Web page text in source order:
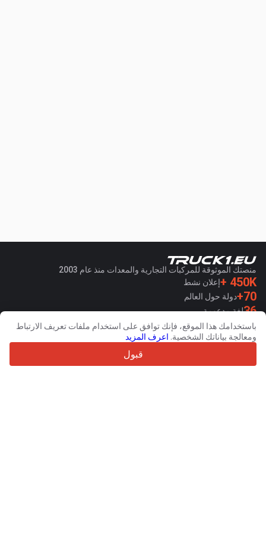
منصتك الموثوقة للمركبات التجارية والمعدات منذ عام 2003
450K + إعلان نشط
70+ دولة حول العالم
36لغة مدعومة
4.7/5
Trustpilot
باستخدامك هذا الموقع، فإنك توافق على استخدام ملفات تعريف الارتباط
ومعالجة بياناتك الشخصية. اعرف المزيد
قبول